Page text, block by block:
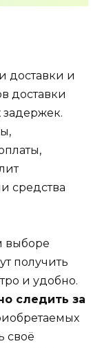
доставки и
доставки
средства
выборе
получить
и удобно.
следить за
своё